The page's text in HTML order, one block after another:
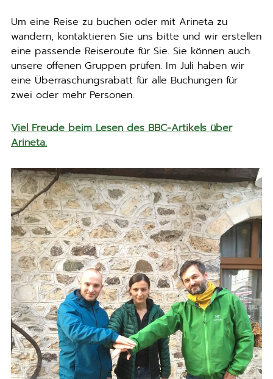
Um eine Reise zu buchen oder mit Arineta zu
wandern, kontaktieren Sie uns bitte und wir erstellen
eine passende Reiseroute für Sie. Sie können auch
unsere offenen Gruppen prüfen. Im Juli haben wir
eine Überraschungsrabatt für alle Buchungen für
zwei oder mehr Personen.
Viel Freude beim Lesen des BBC-Artikels über
Arineta.